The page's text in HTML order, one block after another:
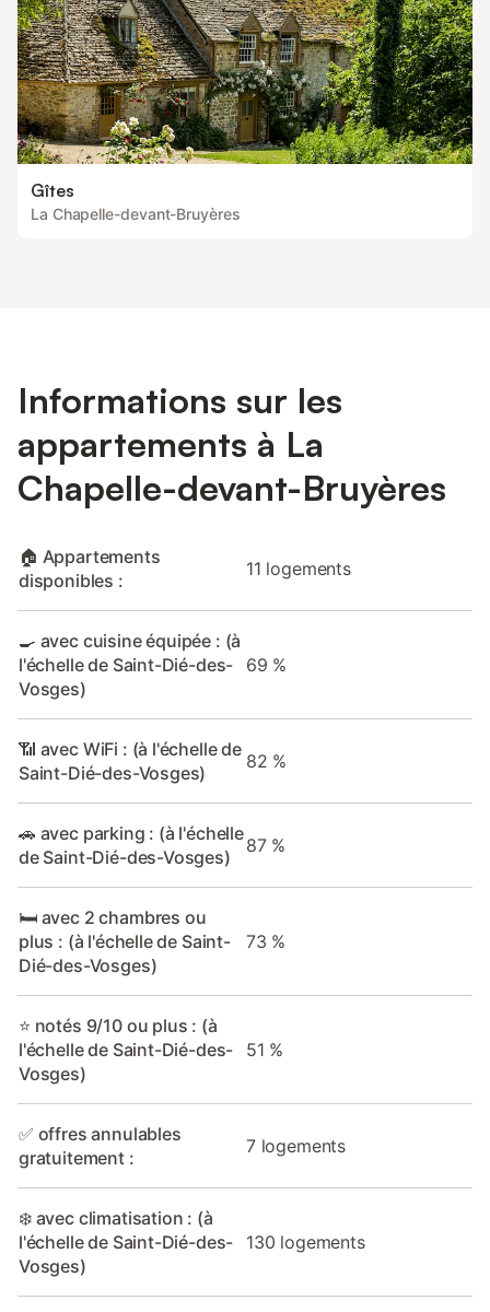
Gîtes
La Chapelle-devant-Bruyères
Informations sur les
appartements à La
Chapelle-devant-Bruyères
🏠 Appartements
disponibles :
11 logements
🍳 avec cuisine équipée : (à
l'échelle de Saint-Dié-des-
Vosges)
69 %
📶 avec WiFi : (à l'échelle de
Saint-Dié-des-Vosges)
82 %
🚗 avec parking : (à l'échelle
de Saint-Dié-des-Vosges)
87 %
🛏️ avec 2 chambres ou
plus : (à l'échelle de Saint-
Dié-des-Vosges)
73 %
⭐ notés 9/10 ou plus : (à
l'échelle de Saint-Dié-des-
Vosges)
51 %
✅ offres annulables
gratuitement :
7 logements
❄️ avec climatisation : (à
l'échelle de Saint-Dié-des-
Vosges)
130 logements